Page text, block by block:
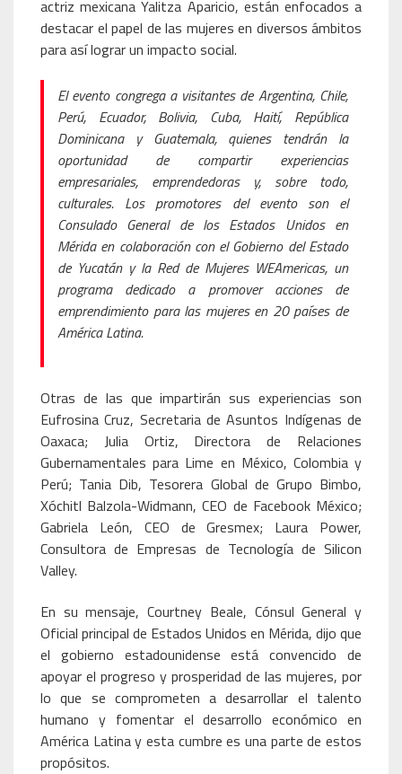
actriz mexicana Yalitza Aparicio, están enfocados a
destacar el papel de las mujeres en diversos ámbitos
para así lograr un impacto social.
El evento congrega a visitantes de Argentina, Chile,
Perú, Ecuador, Bolivia, Cuba, Haití, República
Dominicana y Guatemala, quienes tendrán la
oportunidad de compartir experiencias
empresariales, emprendedoras y, sobre todo,
culturales. Los promotores del evento son el
Consulado General de los Estados Unidos en
Mérida en colaboración con el Gobierno del Estado
de Yucatán y la Red de Mujeres WEAmericas, un
programa dedicado a promover acciones de
emprendimiento para las mujeres en 20 países de
América Latina.
Otras de las que impartirán sus experiencias son
Eufrosina Cruz, Secretaria de Asuntos Indígenas de
Oaxaca; Julia Ortiz, Directora de Relaciones
Gubernamentales para Lime en México, Colombia y
Perú; Tania Dib, Tesorera Global de Grupo Bimbo,
Xóchitl Balzola-Widmann, CEO de Facebook México;
Gabriela León, CEO de Gresmex; Laura Power,
Consultora de Empresas de Tecnología de Silicon
Valley.
En su mensaje, Courtney Beale, Cónsul General y
Oficial principal de Estados Unidos en Mérida, dijo que
el gobierno estadounidense está convencido de
apoyar el progreso y prosperidad de las mujeres, por
lo que se comprometen a desarrollar el talento
humano y fomentar el desarrollo económico en
América Latina y esta cumbre es una parte de estos
propósitos.